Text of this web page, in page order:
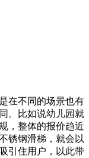
在不同的场景也有
。比如说幼儿园就
，整体的报价趋近
锈钢滑梯，就会以
引住用户，以此带